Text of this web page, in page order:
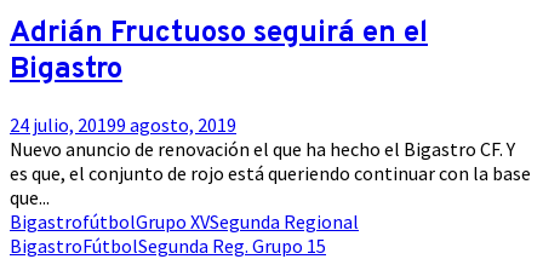
Adrián Fructuoso seguirá en el
Bigastro
24 julio, 20199 agosto, 2019
Nuevo anuncio de renovación el que ha hecho el Bigastro CF. Y
es que, el conjunto de rojo está queriendo continuar con la base
que...
BigastrofútbolGrupo XVSegunda Regional
BigastroFútbolSegunda Reg. Grupo 15